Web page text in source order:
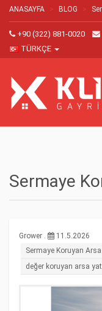
ANASAYFA BLOG
+90 (322) 881-0020
TÜRKÇE
Sermaye
Grower .
11.5.2026
Sermaye Koruyan Arsa
değer koruyan arsa